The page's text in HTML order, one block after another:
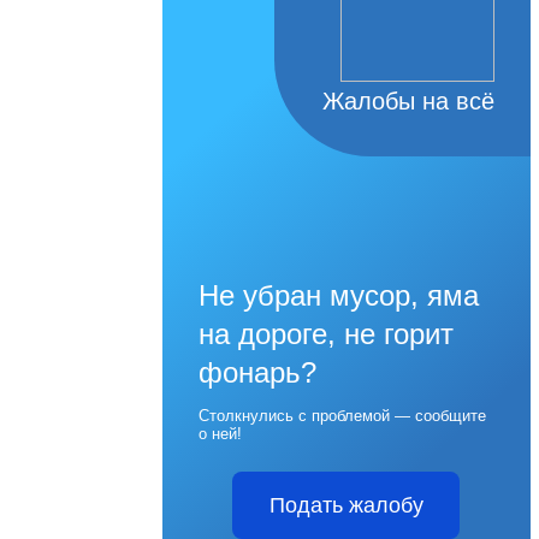
Жалобы на всё
Не убран мусор, яма
на дороге, не горит
фонарь?
Столкнулись с проблемой — сообщите
о ней!
Подать жалобу